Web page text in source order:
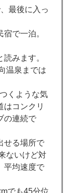
最後に入っ
で一泊。
みます。
温泉までは
くような気
はコンクリ
の連続で
せる場所で
ないけど対
平均速度で